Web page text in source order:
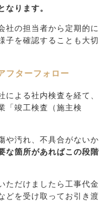
なります。
社の担当者から定期的に
子を確認することも大切
フターフォロー
よる社内検査を経て、
「竣工検査（施主検
や汚れ、不具合がないか
な箇所があればこの段階
ただけましたら工事代金
どを受け取ってお引き渡